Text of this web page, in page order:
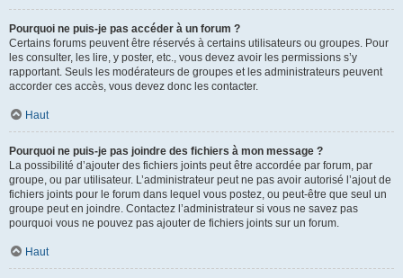
Pourquoi ne puis-je pas accéder à un forum ?
Certains forums peuvent être réservés à certains utilisateurs ou groupes. Pour
les consulter, les lire, y poster, etc., vous devez avoir les permissions s’y
rapportant. Seuls les modérateurs de groupes et les administrateurs peuvent
accorder ces accès, vous devez donc les contacter.
Haut
Pourquoi ne puis-je pas joindre des fichiers à mon message ?
La possibilité d’ajouter des fichiers joints peut être accordée par forum, par
groupe, ou par utilisateur. L’administrateur peut ne pas avoir autorisé l’ajout de
fichiers joints pour le forum dans lequel vous postez, ou peut-être que seul un
groupe peut en joindre. Contactez l’administrateur si vous ne savez pas
pourquoi vous ne pouvez pas ajouter de fichiers joints sur un forum.
Haut